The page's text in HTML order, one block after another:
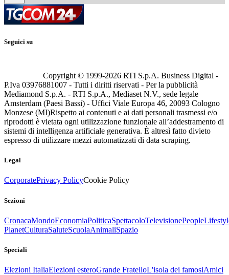
Seguici su
Copyright © 1999-2026 RTI S.p.A. Business Digital -
P.Iva 03976881007 - Tutti i diritti riservati - Per la pubblicità
Mediamond S.p.A. - RTI S.p.A., Mediaset N.V., sede legale
Amsterdam (Paesi Bassi) - Uffici Viale Europa 46, 20093 Cologno
Monzese (MI)Rispetto ai contenuti e ai dati personali trasmessi e/o
riprodotti è vietata ogni utilizzazione funzionale all’addestramento di
sistemi di intelligenza artificiale generativa. È altresì fatto divieto
espresso di utilizzare mezzi automatizzati di data scraping.
Legal
CorporatePrivacy PolicyCookie Policy
Sezioni
CronacaMondoEconomiaPoliticaSpettacoloTelevisionePeople
PlanetCulturaSaluteScuolaAnimaliSpazio
Speciali
Elezioni ItaliaElezioni esteroGrande FratelloL'isola dei famosiAmici